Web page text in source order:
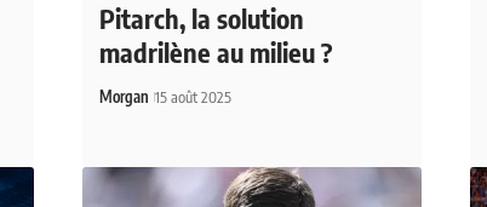
Pitarch, la solution
madrilène au milieu ?
Morgan 15 août 2025